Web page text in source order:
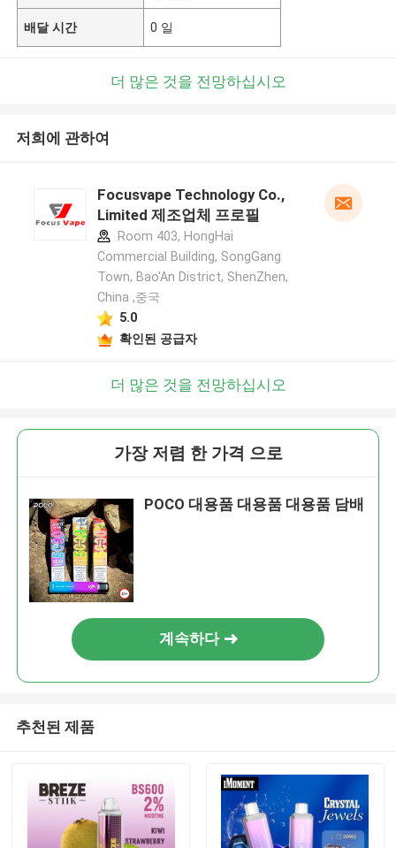
배달 시간 0 일
더 많은 것을 전망하십시오
저희에 관하여
Focusvape Technology Co.,
Limited 제조업체 프로필
Room 403, HongHai
Commercial Building, SongGang
Town, Bao'An District, ShenZhen,
China ,중국
5.0
확인된 공급자
더 많은 것을 전망하십시오
가장 저렴 한 가격 으로
POCO 대용품 대용품 대용품 담배
계속하다
추천된 제품